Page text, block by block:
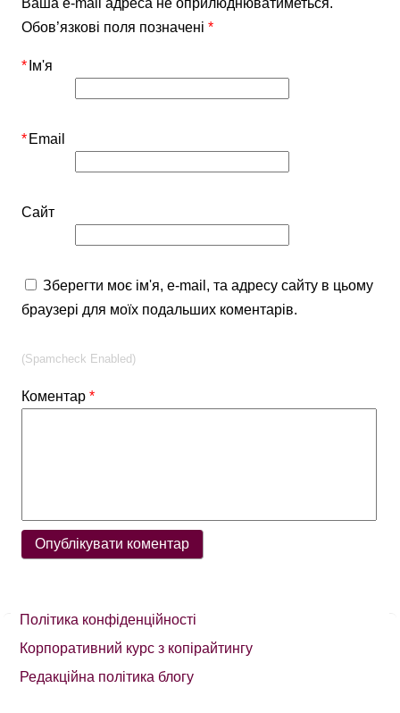
Ваша e-mail адреса не оприлюднюватиметься.
Обов’язкові поля позначені*
Коментар*
Ім'я
*
Email
*
Сайт
Зберегти моє ім'я, e-mail, та адресу сайту в цьому
браузері для моїх подальших коментарів.
(Spamcheck Enabled)
Політика конфіденційності
Корпоративний курс з копірайтингу
Редакційна політика блогу